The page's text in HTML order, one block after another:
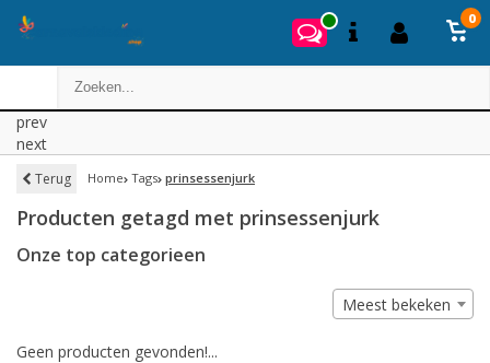
0
prev
next
Terug Home Tags prinsessenjurk
Producten getagd met prinsessenjurk
Onze top categorieen
Meest bekeken
Geen producten gevonden!...